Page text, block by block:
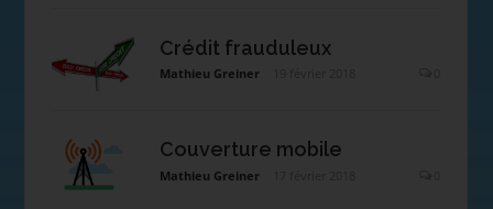
Crédit frauduleux
Mathieu Greiner
Couverture mobile
Mathieu Greiner